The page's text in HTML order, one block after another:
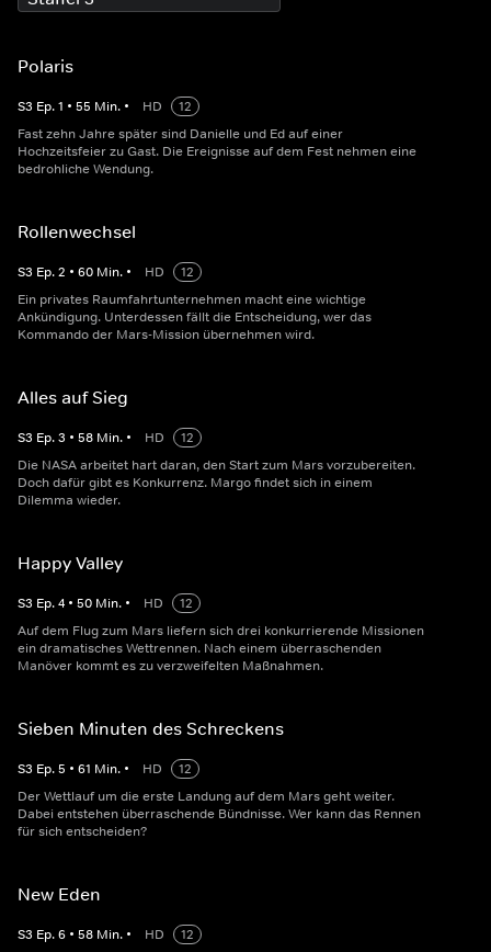
Polaris
S3 Ep.1 • 55 Min. • HD
12
Fast zehn Jahre später sind Danielle und Ed auf einer
Hochzeitsfeier zu Gast. Die Ereignisse auf dem Fest nehmen eine
bedrohliche Wendung.
Rollenwechsel
S3 Ep.2 • 60 Min. • HD
12
Ein privates Raumfahrtunternehmen macht eine wichtige
Ankündigung. Unterdessen fällt die Entscheidung, wer das
Kommando der Mars-Mission übernehmen wird.
Alles auf Sieg
S3 Ep.3 • 58 Min. • HD
12
Die NASA arbeitet hart daran, den Start zum Mars vorzubereiten.
Doch dafür gibt es Konkurrenz. Margo findet sich in einem
Dilemma wieder.
Happy Valley
S3 Ep.4 • 50 Min. • HD
12
Auf dem Flug zum Mars liefern sich drei konkurrierende Missionen
ein dramatisches Wettrennen. Nach einem überraschenden
Manöver kommt es zu verzweifelten Maßnahmen.
Sieben Minuten des Schreckens
S3 Ep.5 • 61 Min. • HD
12
Der Wettlauf um die erste Landung auf dem Mars geht weiter.
Dabei entstehen überraschende Bündnisse. Wer kann das Rennen
für sich entscheiden?
New Eden
S3 Ep.6 • 58 Min. • HD
12